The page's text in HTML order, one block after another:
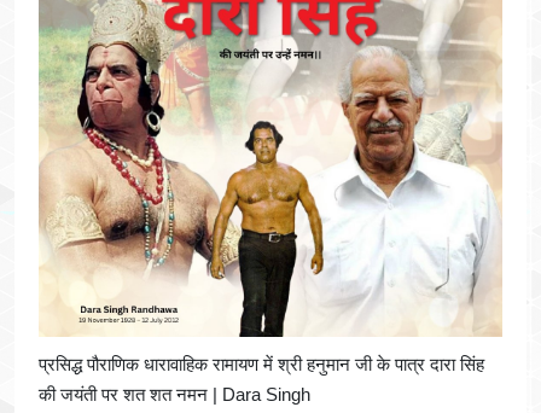
प्रसिद्ध पौराणिक धारावाहिक रामायण में श्री हनुमान जी के पात्र दारा सिंह
की जयंती पर शत शत नमन | Dara Singh